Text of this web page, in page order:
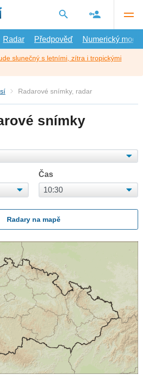
Radar Předpověď Numerický model
slunečný s letními, zítra i tropickými
Radarové snímky, radar
snímky
Čas
Radary na mapě